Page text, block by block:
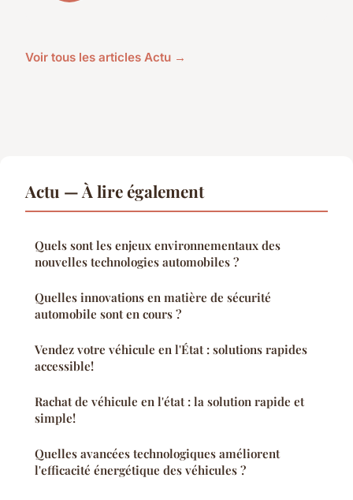
Voir tous les articles Actu →
Actu — À lire également
Quels sont les enjeux environnementaux des
nouvelles technologies automobiles ?
Quelles innovations en matière de sécurité
automobile sont en cours ?
Vendez votre véhicule en l'État : solutions rapides
accessible!
Rachat de véhicule en l'état : la solution rapide et
simple!
Quelles avancées technologiques améliorent
l'efficacité énergétique des véhicules ?